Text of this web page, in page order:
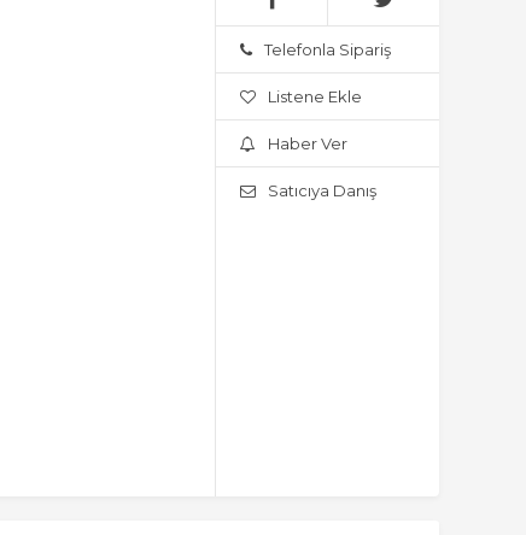
Telefonla Sipariş
Listene Ekle
Haber Ver
Satıcıya Danış